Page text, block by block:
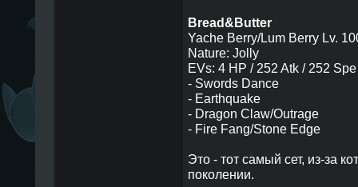
Bread&Butter
Yache Berry/Lum Berry Lv.
Nature: Jolly
EVs: 4 HP / 252 Atk / 252 Spe
- Swords Dance
- Earthquake
- Dragon Claw/Outrage
- Fire Fang/Stone Edge
Это - тот самый сет, из-за
поколении.